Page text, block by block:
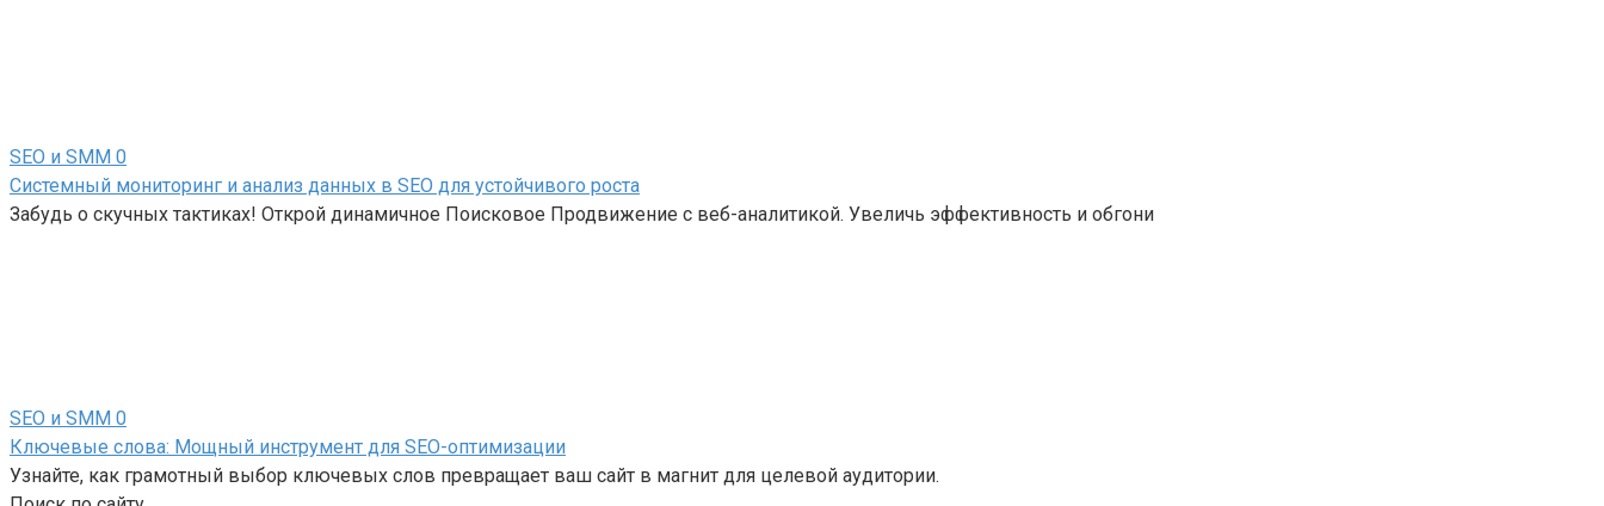
SEO и SMM 0
Системный мониторинг и анализ данных в SEO для устойчивого роста
Забудь о скучных тактиках! Открой динамичное Поисковое Продвижение с веб-аналитикой. Увеличь эффективность и обгони
SEO и SMM 0
Ключевые слова: Мощный инструмент для SEO-оптимизации
Узнайте, как грамотный выбор ключевых слов превращает ваш сайт в магнит для целевой аудитории.